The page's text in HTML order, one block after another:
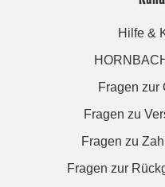
Hilfe &
Fragen zur
Fragen zu
Fragen zu
Fragen zur